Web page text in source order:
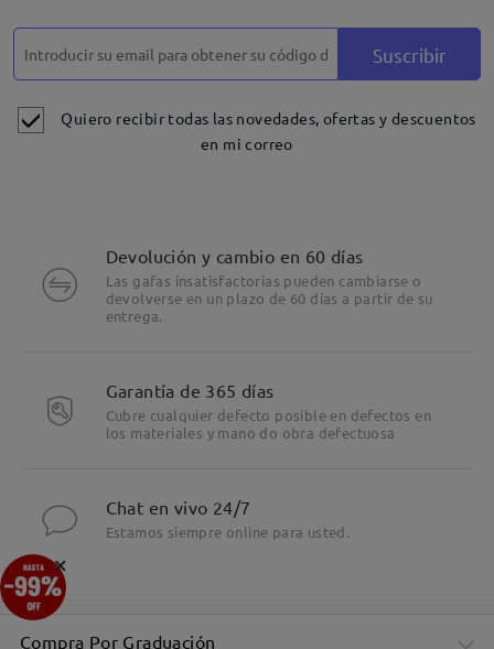
Suscribir
Quiero recibir todas las novedades, ofertas y descuentos
en mi correo
Devolución y cambio en 60 días
Las gafas insatisfactorias pueden cambiarse o
devolverse en un plazo de 60 días a partir de su
entrega.
Garantía de 365 días
Cubre cualquier defecto posible en defectos en
los materiales y mano do obra defectuosa
Chat en vivo 24/7
Estamos siempre online para usted.
Compra Por Graduación
×